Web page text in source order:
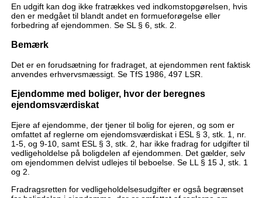
En udgift kan dog ikke fratrækkes ved indkomstopgørelsen, hvis
den er medgået til blandt andet en formueforøgelse eller
forbedring af ejendommen. Se SL § 6, stk. 2.
Bemærk
Det er en forudsætning for fradraget, at ejendommen rent faktisk
anvendes erhvervsmæssigt. Se TfS 1986, 497 LSR.
Ejendomme med boliger, hvor der beregnes
ejendomsværdiskat
Ejere af ejendomme, der tjener til bolig for ejeren, og som er
omfattet af reglerne om ejendomsværdiskat i ESL § 3, stk. 1, nr.
1-5, og 9-10, samt ESL § 3, stk. 2, har ikke fradrag for udgifter til
vedligeholdelse på boligdelen af ejendommen. Det gælder, selv
om ejendommen delvist udlejes til beboelse. Se LL § 15 J, stk. 1
og 2.
Fradragsretten for vedligeholdelsesudgifter er også begrænset